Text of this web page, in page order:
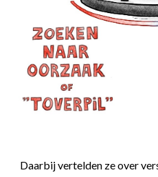
Daarbij vertelden ze over